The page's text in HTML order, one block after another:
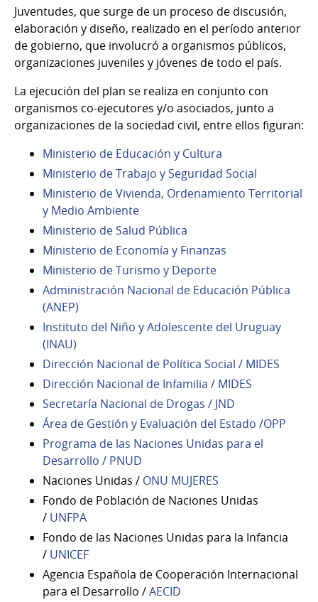
Juventudes, que surge de un proceso de discusión,
elaboración y diseño, realizado en el período anterior
de gobierno, que involucró a organismos públicos,
organizaciones juveniles y jóvenes de todo el país.
La ejecución del plan se realiza en conjunto con
organismos co-ejecutores y/o asociados, junto a
organizaciones de la sociedad civil, entre ellos figuran:
Ministerio de Educación y Cultura
Ministerio de Trabajo y Seguridad Social
Ministerio de Vivienda, Ordenamiento Territorial
y Medio Ambiente
Ministerio de Salud Pública
Ministerio de Economía y Finanzas
Ministerio de Turismo y Deporte
Administración Nacional de Educación Pública
(ANEP)
Instituto del Niño y Adolescente del Uruguay
(INAU)
Dirección Nacional de Política Social / MIDES
Dirección Nacional de Infamilia / MIDES
Secretaría Nacional de Drogas / JND
Área de Gestión y Evaluación del Estado /OPP
Programa de las Naciones Unidas para el
Desarrollo / PNUD
Naciones Unidas / ONU MUJERES
Fondo de Población de Naciones Unidas
/ UNFPA
Fondo de las Naciones Unidas para la Infancia
/ UNICEF
Agencia Española de Cooperación Internacional
para el Desarrollo /AECID